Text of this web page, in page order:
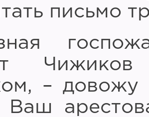
письмо
– довожу
Ваш